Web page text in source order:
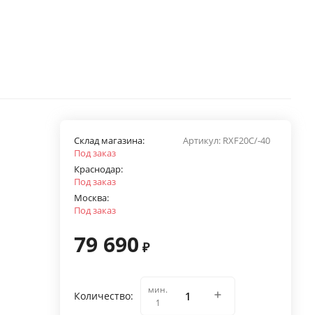
Артикул: RXF20C/-40
Склад магазина:
Под заказ
Краснодар:
Под заказ
Москва:
Под заказ
79 690 ₽
Количество:
мин.
1